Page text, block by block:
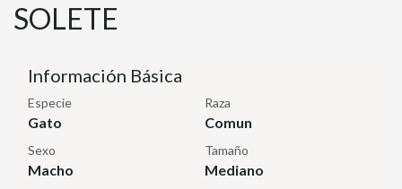
SOLETE
Información Básica
Especie
Gato
Raza
Comun
Sexo
Macho
Tamaño
Mediano